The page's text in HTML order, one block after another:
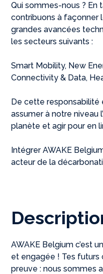
Qui sommes-nous ? En
contribuons à façonner
grandes avancées
les secteurs suivants :
Smart Mobility, New
Connectivity & Data,
De cette responsabilité
assumer à notre niveau
planète et agir pour en
Intégrer AWAKE
acteur de la
AWAKE Belgium c’est
et engagée ! Tes futurs
preuve : nous sommes